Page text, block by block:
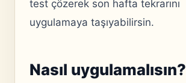
test çözerek son hafta tekrarını
uygulamaya taşıyabilirsin.
Nasıl uygulamalısın?